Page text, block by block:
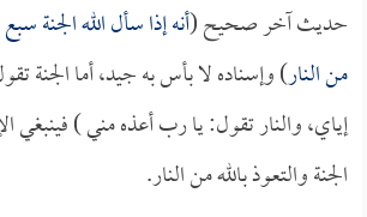
حديث آخر صحيح (أنه إذا سأل الله الجنة
من النار) وإسناده لا بأس به جيد، أما الجنة
إياي، والنار تقول: يا رب أعذه مني ) فينبغي
الجنة والتعوذ بالله من النار.